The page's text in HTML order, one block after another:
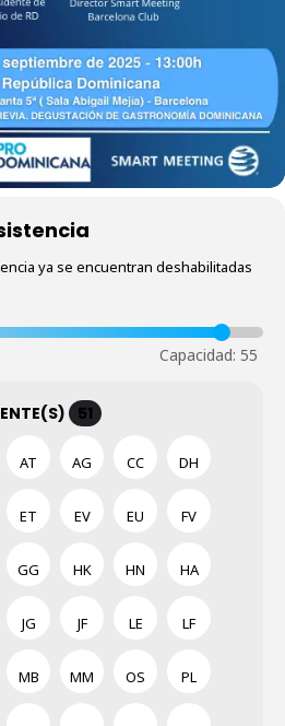
ya se encuentran deshabilitadas
51
AT AG CC DH
ET EV EU FV
GG HK HN HA
JG JF LE LF
MB MM OS PL